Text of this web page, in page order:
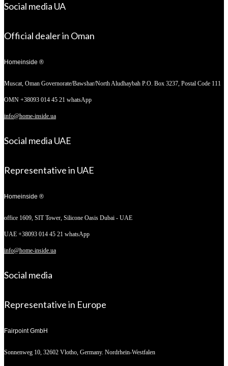
Social media UA
Official dealer in Oman
Homeinside ®
Muscat, Oman Governorate/Bawshar/North Aludhaybah P.O. Box 3237, Postal Code 111
OMN +38093 014 45 21 whatsApp
info@home-inside.ua
Social media UAE
Representative in UAE
Homeinside ®
office 1609, SIT Tower, Silicone Oasis Dubai - UAE
UAE +38093 014 45 21 whatsApp
info@home-inside.ua
Social media
Representative in Europe
Fairpoint GmbH
Sonnenweg 10, 32602 Vlotho, Germany. Nordrhein-Westfalen